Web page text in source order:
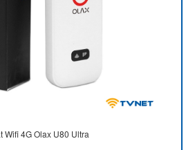
Wifi 4G Olax U80 Ultra